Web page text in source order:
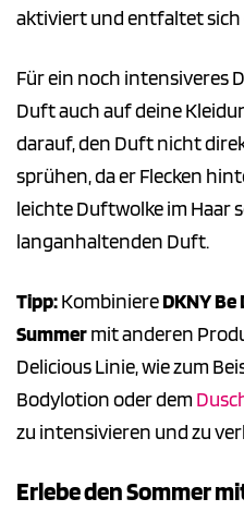
aktiviert und entfaltet sich
Für ein noch intensiveres
Duft auch auf deine
darauf, den Duft nicht
sprühen, da er Flecken
leichte Duftwolke im Haar
langanhaltenden Duft.
Tipp:KombiniereDKNY
Summermit anderen
Delicious Linie, wie zum
Bodylotion oder dem
zu intensivieren und zu
Erlebe den Sommer